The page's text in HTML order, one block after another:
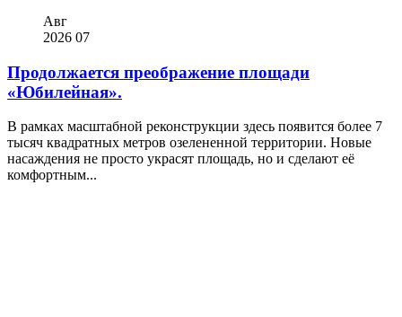
Авг
2026 07
Продолжается преображение площади
«Юбилейная».
В рамках масштабной реконструкции здесь появится более 7
тысяч квадратных метров озелененной территории. Новые
насаждения не просто украсят площадь, но и сделают её
комфортным...